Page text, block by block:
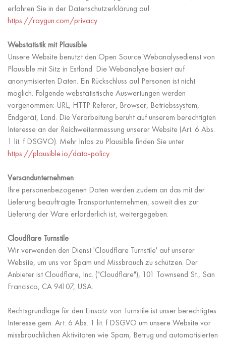
erfahren Sie in der Datenschutzerklärung auf
https://raygun.com/privacy
Webstatistik mit Plausible
Unsere Website benutzt den Open Source Webanalysedienst von
Plausible mit Sitz in Estland. Die Webanalyse basiert auf
anonymisierten Daten. Ein Rückschluss auf Personen ist nicht
möglich. Folgende webstatistische Auswertungen werden
vorgenommen: URL, HTTP Referer, Browser, Betriebssystem,
Endgerät, Land. Die Verarbeitung beruht auf unserem berechtigten
Interesse an der Reichweitenmessung unserer Website (Art. 6 Abs.
1 lit. f DSGVO). Mehr Infos zu Plausible finden Sie unter
https://plausible.io/data-policy
Versandunternehmen
Ihre personenbezogenen Daten werden zudem an das mit der
Lieferung beauftragte Transportunternehmen, soweit dies zur
Lieferung der Ware erforderlich ist, weitergegeben.
Cloudflare Turnstile
Wir verwenden den Dienst 'Cloudflare Turnstile' auf unserer
Website, um uns vor Spam und Missbrauch zu schützen. Der
Anbieter ist Cloudflare, Inc. ("Cloudflare"), 101 Townsend St., San
Francisco, CA 94107, USA.
Rechtsgrundlage für den Einsatz von Turnstile ist unser berechtigtes
Interesse gem. Art. 6 Abs. 1 lit. f DSGVO um unsere Website vor
missbräuchlichen Aktivitäten wie Spam, Betrug und automatisierten